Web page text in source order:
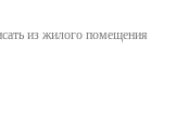
из жилого помещения